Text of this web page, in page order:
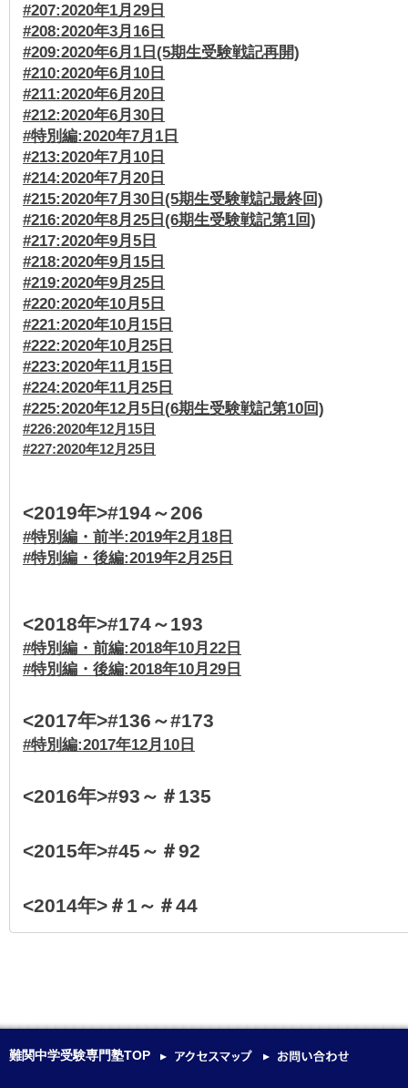
#207:2020年1月29日
#208:2020年3月16日
#209:2020年6月1日(5期生受験戦記再開)
#210:2020年6月10日
#211:2020年6月20日
#212:2020年6月30日
#特別編:2020年7月1日
#213:2020年7月10日
#214:2020年7月20日
#215:2020年7月30日(5期生受験戦記最終回)
#216:2020年8月25日(6期生受験戦記第1回)
#217:2020年9月5日
#218:2020年9月15日
#219:2020年9月25日
#220:2020年10月5日
#221:2020年10月15日
#222:2020年10月25日
#223:2020年11月15日
#224:2020年11月25日
#225:2020年12月5日(6期生受験戦記第10回)
#226:2020年12月15日
#227:2020年12月25日
<2019年>#194～206
#特別編・前半:2019年2月18日
#特別編・後編:2019年2月25日
<2018年>#174～193
#特別編・前編:2018年10月22日
#特別編・後編:2018年10月29日
<2017年>#136～#173
#特別編:2017年12月10日
<2016年>#93～＃135
<2015年>#45～＃92
<2014年>＃1～＃44
難関中学受験専門塾TOP